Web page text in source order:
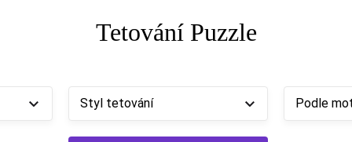
Tetování Puzzle
Styl tetování Podle